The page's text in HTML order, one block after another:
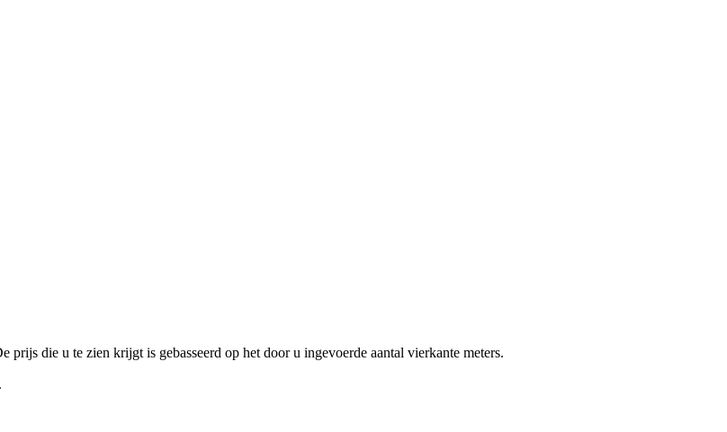
prijs die u te zien krijgt is gebasseerd op het door u ingevoerde aantal vierkante meters.